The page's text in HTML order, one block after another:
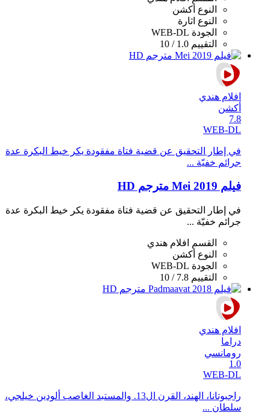
النوع أكشن
النوع اثارة
الجودة WEB-DL
التقييم 1.0 / 10
افلام هندي
أكشن
7.8
WEB-DL
في إطار التحقيق عن قضية فتاة مفقودة يكر خيط البكرة عدة
جرائم خفيّة ...
فيلم Mei 2019 مترجم HD
في إطار التحقيق عن قضية فتاة مفقودة يكر خيط البكرة عدة
جرائم خفيّة ...
القسم
افلام هندي
النوع أكشن
الجودة WEB-DL
التقييم 7.8 / 10
افلام هندي
دراما
رومانسي
1.0
WEB-DL
راجبوتانا، الهند، القرن ال13. والمستبد الغاصب ألودين خيلجي،
سلطان ...